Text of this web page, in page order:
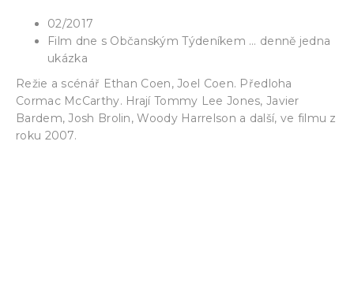
02/2017
Film dne s Občanským Týdeníkem … denně jedna
ukázka
Režie a scénář Ethan Coen, Joel Coen. Předloha
Cormac McCarthy. Hrají Tommy Lee Jones, Javier
Bardem, Josh Brolin, Woody Harrelson a další, ve filmu z
roku 2007.